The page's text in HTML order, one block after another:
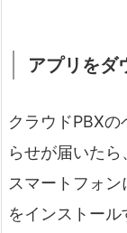
アプリをダ
クラウドPBX
らせが届いた
スマートフォ
をインストー